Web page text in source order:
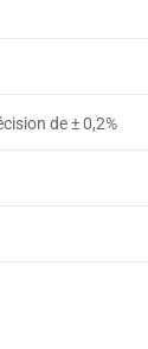
de ± 0,2%